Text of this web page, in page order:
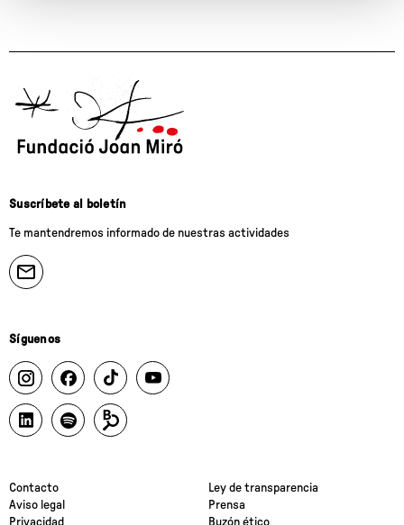
Suscríbete al boletín
Te mantendremos informado de nuestras actividades
Síguenos
Contacto
Aviso legal
Privacidad
Ley de transparencia
Prensa
Buzón ético